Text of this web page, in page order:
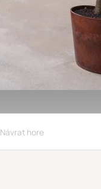
Návrat hore